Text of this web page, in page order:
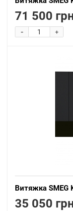
71 500
+
-
Витяжка SMEG
35 050